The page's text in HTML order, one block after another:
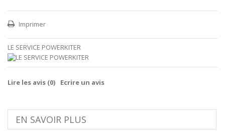
Imprimer
LE SERVICE POWERKITER
Lire les avis (0) Ecrire un avis
EN SAVOIR PLUS